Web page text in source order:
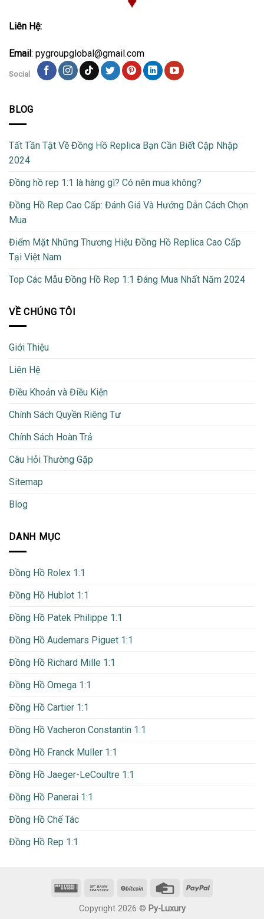
Liên Hệ:
Email: pygroupglobal@gmail.com
Social
BLOG
Tất Tần Tật Về Đồng Hồ Replica Bạn Cần Biết Cập Nhập
2024
Đồng hồ rep 1:1 là hàng gì? Có nên mua không?
Đồng Hồ Rep Cao Cấp: Đánh Giá Và Hướng Dẫn Cách Chọn
Mua
Điểm Mặt Những Thương Hiệu Đồng Hồ Replica Cao Cấp
Tại Việt Nam
Top Các Mẫu Đồng Hồ Rep 1:1 Đáng Mua Nhất Năm 2024
VỀ CHÚNG TÔI
Giới Thiệu
Liên Hệ
Điều Khoản và Điều Kiện
Chính Sách Quyền Riêng Tư
Chính Sách Hoàn Trả
Câu Hỏi Thường Gặp
Sitemap
Blog
DANH MỤC
Đồng Hồ Rolex 1:1
Đồng Hồ Hublot 1:1
Đồng Hồ Patek Philippe 1:1
Đồng Hồ Audemars Piguet 1:1
Đồng Hồ Richard Mille 1:1
Đồng Hồ Omega 1:1
Đồng Hồ Cartier 1:1
Đồng Hồ Vacheron Constantin 1:1
Đồng Hồ Franck Muller 1:1
Đồng Hồ Jaeger-LeCoultre 1:1
Đồng Hồ Panerai 1:1
Đồng Hồ Chế Tác
Đồng Hồ Rep 1:1
Copyright 2026 © Py-Luxury